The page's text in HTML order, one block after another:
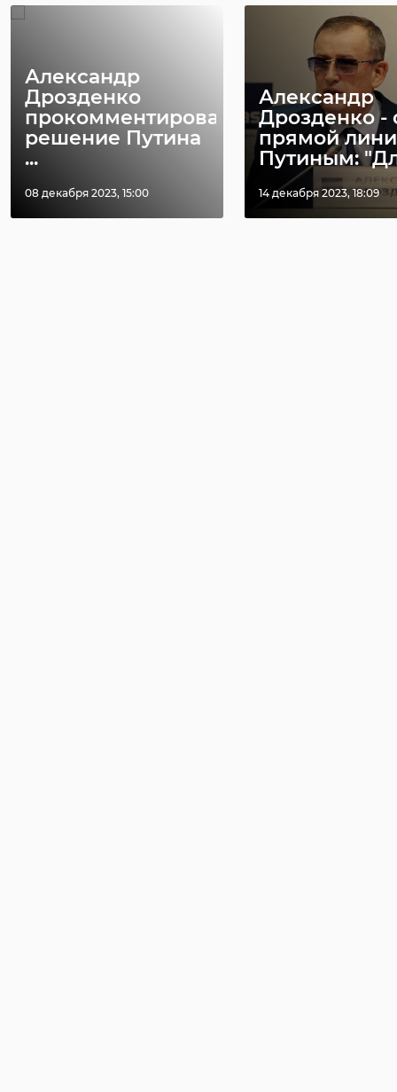
Александр
Дрозденко
прокомментировал
решение Путина
...
08 декабря 2023, 15:00
Александр
Дрозденко -
прямой
Путиным:
14 декабря 2023, 18:09